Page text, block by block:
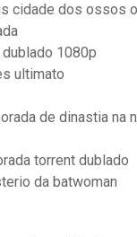
cidade dos ossos
1080p
ultimato
de dinastia na
torrent dublado
da batwoman